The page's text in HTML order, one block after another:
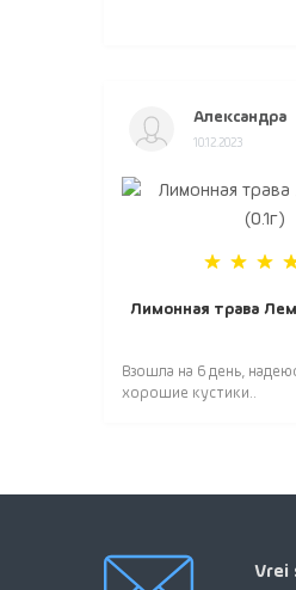
Александра
10.12.2023
Лимонная трава
Взошла на 6 день,
хорошие кустики..
Vrei